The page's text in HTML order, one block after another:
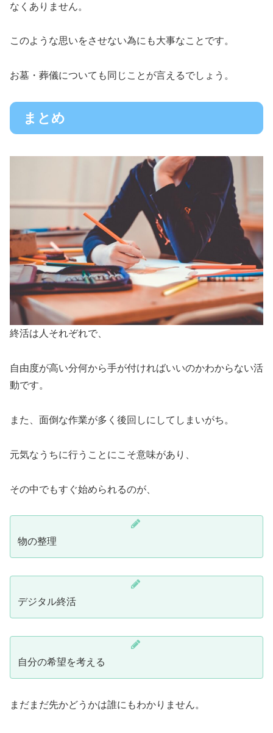
なくありません。
このような思いをさせない為にも大事なことです。
お墓・葬儀についても同じことが言えるでしょう。
まとめ
終活は人それぞれで、
自由度が高い分何から手が付ければいいのかわからない活
動です。
また、面倒な作業が多く後回しにしてしまいがち。
元気なうちに行うことにこそ意味があり、
その中でもすぐ始められるのが、
物の整理
デジタル終活
自分の希望を考える
まだまだ先かどうかは誰にもわかりません。